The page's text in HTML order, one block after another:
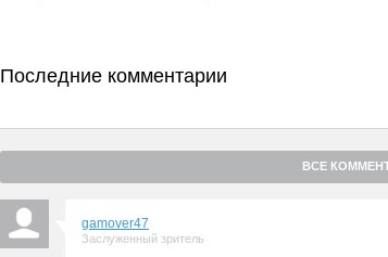
Последние комментарии
ВСЕ
gamover47
Заслуженный зритель